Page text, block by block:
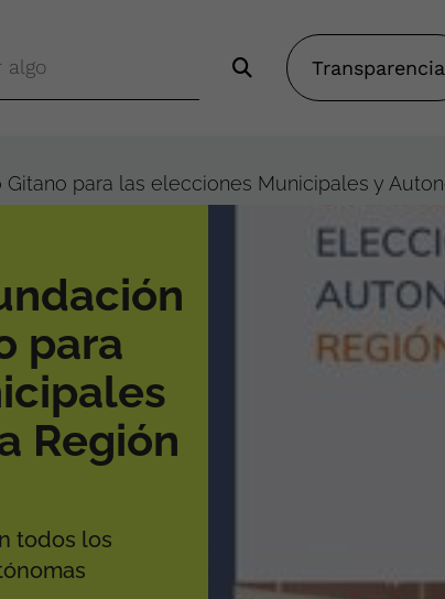
Transparencia
para las elecciones Municipales y
para
Región
todos los